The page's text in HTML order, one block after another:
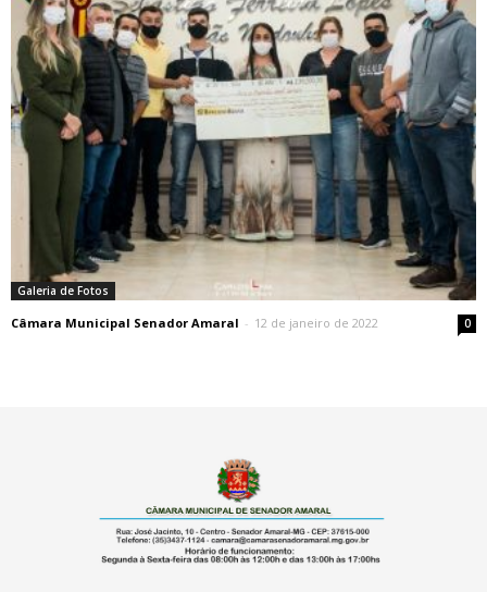
Galeria de Fotos
Câmara Municipal Senador Amaral - 12 de janeiro de 2022 0